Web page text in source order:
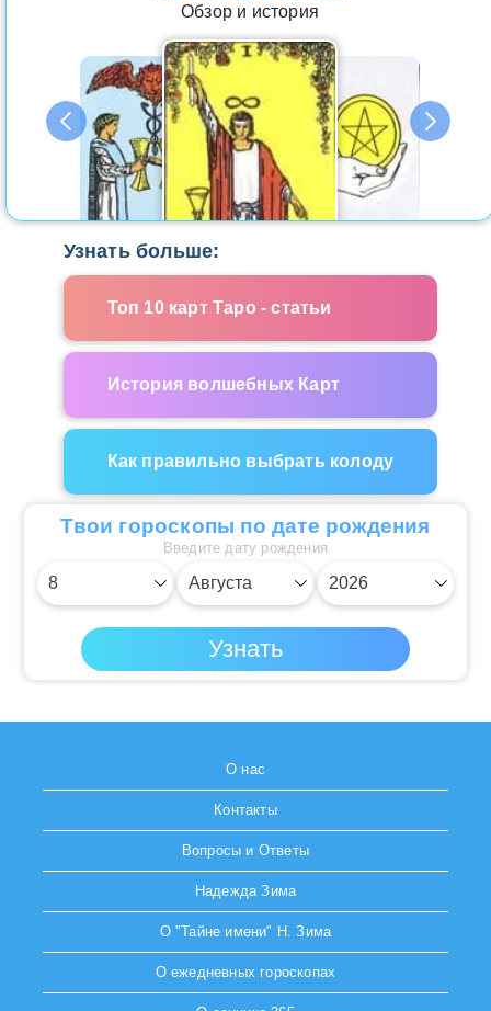
Обзор и история
Узнать больше:
Топ 10 карт Таро - статьи
История волшебных Карт
Как правильно выбрать колоду
Твои гороскопы по дате рождения
Введите дату рождения
О нас
Контакты
Вопросы и Ответы
Надежда Зима
О "Тайне имени" Н. Зима
О ежедневных гороскопах